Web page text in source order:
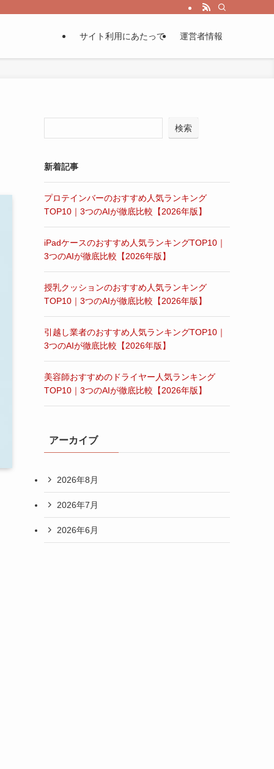
サイト利用にあたって 運営者情報
検索
新着記事
プロテインバーのおすすめ人気ランキング
TOP10｜3つのAIが徹底比較【2026年版】
iPadケースのおすすめ人気ランキングTOP10｜
3つのAIが徹底比較【2026年版】
授乳クッションのおすすめ人気ランキング
TOP10｜3つのAIが徹底比較【2026年版】
引越し業者のおすすめ人気ランキングTOP10｜
3つのAIが徹底比較【2026年版】
美容師おすすめのドライヤー人気ランキング
TOP10｜3つのAIが徹底比較【2026年版】
アーカイブ
2026年8月
2026年7月
2026年6月